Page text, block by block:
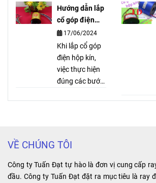
cho palang
Hàn Quốc. Khởi
động từ
Sungdo 48V có
ký hiệu: TGC3-
48. AC
SUNGDO
Sản xuất: Hàn
Hướng dẫn lắp
cổ góp điện
hộp kín đúng
nhất
17/06/2024
Khi lắp cổ góp
điện hộp kín,
việc thực hiện
đúng các bước
thống điện của
VỀ CHÚNG TÔI
Công ty Tuấn Đạt tự hào là đơn vị cung cấp
đầu. Công ty Tuấn Đạt đặt ra mục tiêu là ray